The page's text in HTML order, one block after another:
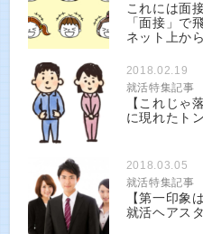
これには面
「面接」で
ネット上か
2018.02.19
就活特集記事
【これじゃ
に現れたト
2018.03.05
就活特集記事
【第一印象
就活ヘアス